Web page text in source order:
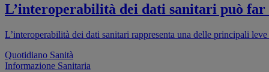
L’interoperabilità dei dati sanitari può
L’interoperabilità dei dati sanitari rappresenta una delle principali
Quotidiano Sanità
Informazione Sanitaria